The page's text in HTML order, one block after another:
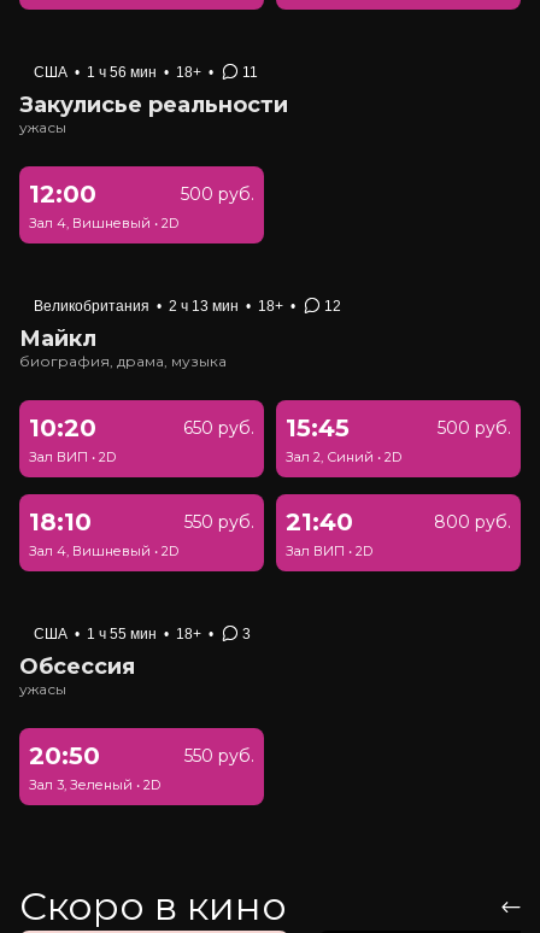
США • 1 ч 56 мин • 18+ • 11
Закулисье реальности
ужасы
12:00 500 руб.
Зал 4, Вишневый • 2D
Великобритания • 2 ч 13 мин • 18+ • 12
Майкл
биография, драма, музыка
10:20 650 руб.
Зал ВИП • 2D
15:45 500 руб.
Зал 2, Синий • 2D
18:10 550 руб.
Зал 4, Вишневый • 2D
21:40 800 руб.
Зал ВИП • 2D
США • 1 ч 55 мин • 18+ • 3
Обсессия
ужасы
20:50 550 руб.
Зал 3, Зеленый • 2D
Скоро в кино